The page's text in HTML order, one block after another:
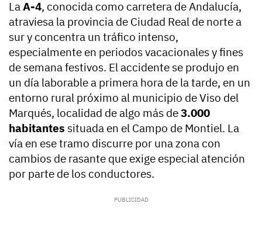
LaA-4, conocida como carretera de Andalucía,
atraviesa la provincia de Ciudad Real de norte a
sur y concentra un tráfico intenso,
especialmente en periodos vacacionales y fines
de semana festivos. El accidente se produjo en
un día laborable a primera hora de la tarde, en un
entorno rural próximo al municipio de Viso del
Marqués, localidad de algo más de3.000
habitantes situada en el Campo de Montiel. La
vía en ese tramo discurre por una zona con
cambios de rasante que exige especial atención
por parte de los conductores.